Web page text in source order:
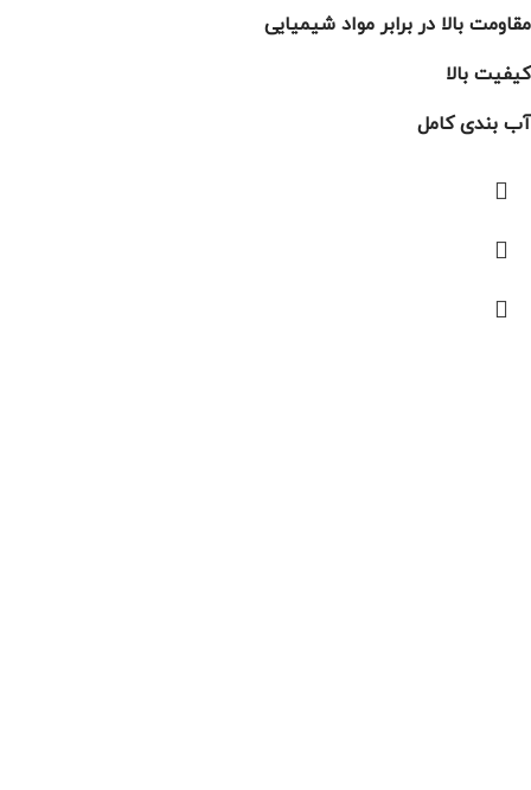
مقاومت بالا در برابر مواد شیمیایی
کیفیت بالا
آب بندی کامل